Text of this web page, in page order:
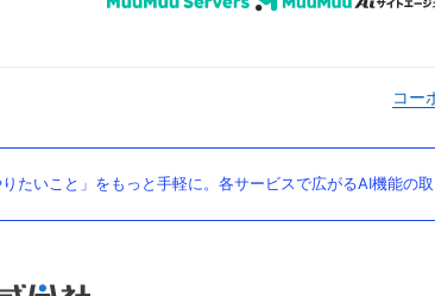
コー
たいこと」をもっと手軽に。各サービスで広がるAI機能の